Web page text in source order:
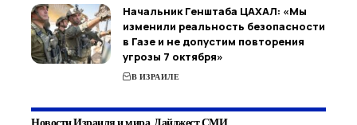
Начальник Генштаба ЦАХАЛ: «Мы
изменили реальность безопасности
в Газе и не допустим повторения
угрозы 7 октября»
В ИЗРАИЛЕ